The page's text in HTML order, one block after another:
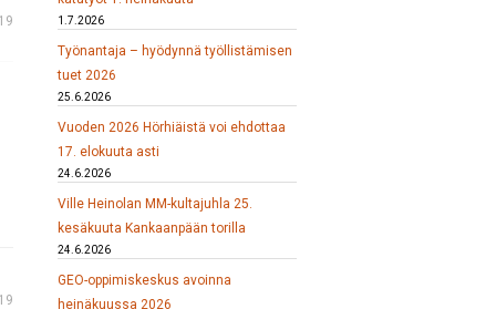
1.7.2026
Työnantaja – hyödynnä työllistämisen
tuet 2026
25.6.2026
Vuoden 2026 Hörhiäistä voi ehdottaa
17. elokuuta asti
24.6.2026
Ville Heinolan MM-kultajuhla 25.
kesäkuuta Kankaanpään torilla
24.6.2026
GEO-oppimiskeskus avoinna
heinäkuussa 2026